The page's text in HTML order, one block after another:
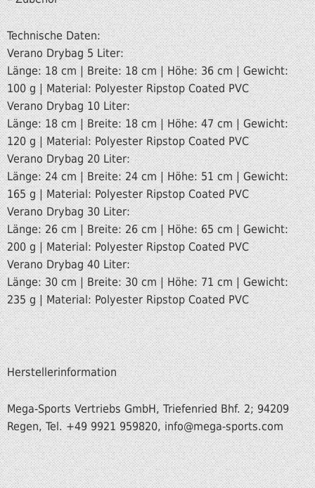
Technische Daten:
Verano Drybag 5 Liter:
Länge: 18 cm | Breite: 18 cm | Höhe: 36 cm | Gewicht:
100 g | Material: Polyester Ripstop Coated PVC
Verano Drybag 10 Liter:
Länge: 18 cm | Breite: 18 cm | Höhe: 47 cm | Gewicht:
120 g | Material: Polyester Ripstop Coated PVC
Verano Drybag 20 Liter:
Länge: 24 cm | Breite: 24 cm | Höhe: 51 cm | Gewicht:
165 g | Material: Polyester Ripstop Coated PVC
Verano Drybag 30 Liter:
Länge: 26 cm | Breite: 26 cm | Höhe: 65 cm | Gewicht:
200 g | Material: Polyester Ripstop Coated PVC
Verano Drybag 40 Liter:
Länge: 30 cm | Breite: 30 cm | Höhe: 71 cm | Gewicht:
235 g | Material: Polyester Ripstop Coated PVC
Herstellerinformation
Mega-Sports Vertriebs GmbH, Triefenried Bhf. 2; 94209
Regen, Tel. +49 9921 959820, info@mega-sports.com